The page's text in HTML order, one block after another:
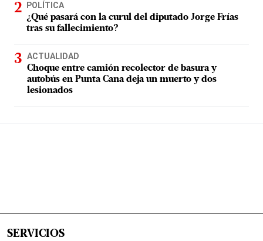
POLÍTICA
¿Qué pasará con la curul del diputado Jorge Frías
tras su fallecimiento?
ACTUALIDAD
Choque entre camión recolector de basura y
autobús en Punta Cana deja un muerto y dos
lesionados
SERVICIOS